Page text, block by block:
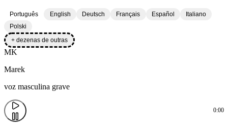
Português English Deutsch Français Español
Italiano
Polski
+ dezenas de outras
MK
Marek
voz masculina grave
0:00